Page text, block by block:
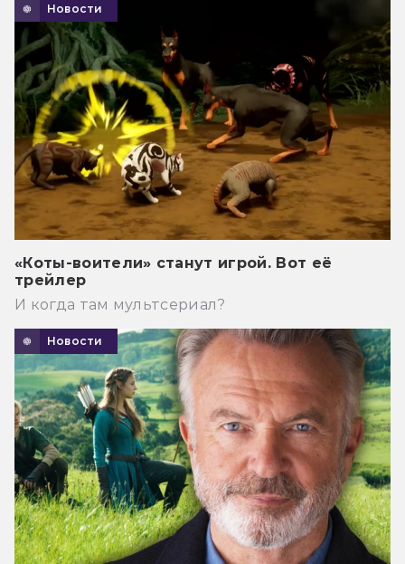
Новости
«Коты-воители» станут игрой. Вот её
трейлер
И когда там мультсериал?
Новости